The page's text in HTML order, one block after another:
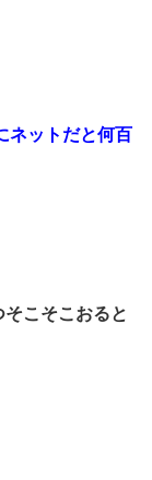
ネットだと何百
こそこおると